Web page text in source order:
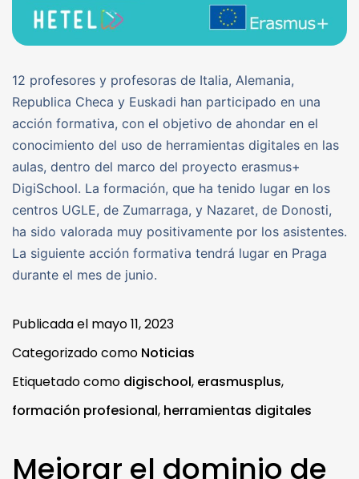
12 profesores y profesoras de Italia, Alemania,
Republica Checa y Euskadi han participado en una
acción formativa, con el objetivo de ahondar en el
conocimiento del uso de herramientas digitales en las
aulas, dentro del marco del proyecto erasmus+
DigiSchool. La formación, que ha tenido lugar en los
centros UGLE, de Zumarraga, y Nazaret, de Donosti,
ha sido valorada muy positivamente por los asistentes.
La siguiente acción formativa tendrá lugar en Praga
durante el mes de junio.
Publicada el mayo 11, 2023
Categorizado como Noticias
Etiquetado como digischool, erasmusplus,
formación profesional, herramientas digitales
Mejorar el dominio de